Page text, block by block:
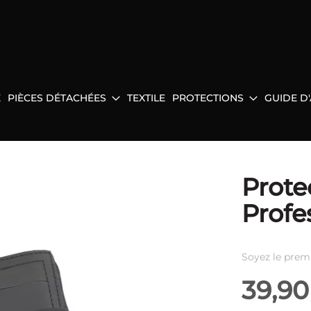
PIÈCES DÉTACHÉES TEXTILE PROTECTIONS GUIDE
Soyez le